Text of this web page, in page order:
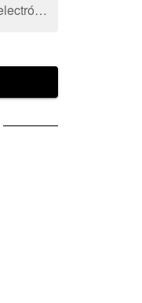
Dirección de correo electrónico